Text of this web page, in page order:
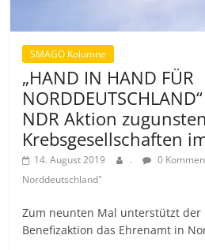
SMAGO Kolumne
„HAND IN HAND FÜR
NORDDEUTSCHLAND“
NDR Aktion
Krebsgesellschaften
14. August 2019 . 0
Norddeutschland"
Zum neunten Mal unterstützt der
Benefizaktion das Ehrenamt in